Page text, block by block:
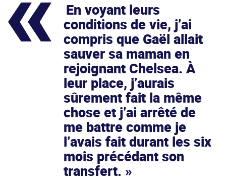
En voyant leurs
conditions de vie, j’ai
compris que Gaël allait
sauver sa maman en
rejoignant Chelsea. À
leur place, j’aurais
sûrement fait la même
chose et j’ai arrêté de
me battre comme je
l’avais fait durant les six
mois précédant son
transfert.